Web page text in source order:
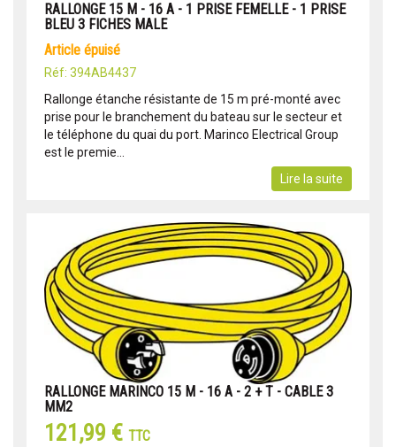
RALLONGE 15 M - 16 A - 1 PRISE FEMELLE - 1 PRISE
BLEU 3 FICHES MALE
article épuisé
Réf: 394AB4437
Rallonge étanche résistante de 15 m pré-monté avec
prise pour le branchement du bateau sur le secteur et
le téléphone du quai du port. Marinco Electrical Group
est le premie...
Lire la suite
RALLONGE MARINCO 15 M - 16 A - 2 + T - CABLE 3
MM2
121,99 € TTC